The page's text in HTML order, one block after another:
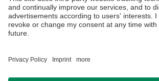
Kuchen zur Promotion
Impressionen zur Promotion finden Sie unter